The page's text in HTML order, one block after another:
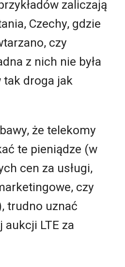
zaliczają
Czechy, gdzie
czy
z nich nie była
droga jak
że telekomy
te pieniądze (w
cen za usługi,
czy
trudno uznać
LTE za